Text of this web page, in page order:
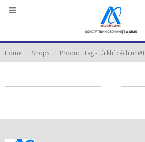
Home Shops Product Tag -túi khí cách nhiệt